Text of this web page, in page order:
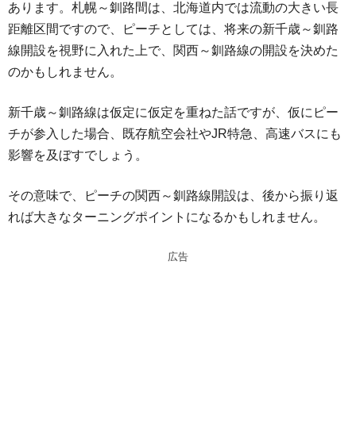
あります。札幌～釧路間は、北海道内では流動の大きい長
距離区間ですので、ピーチとしては、将来の新千歳～釧路
線開設を視野に入れた上で、関西～釧路線の開設を決めた
のかもしれません。
新千歳～釧路線は仮定に仮定を重ねた話ですが、仮にピー
チが参入した場合、既存航空会社やJR特急、高速バスにも
影響を及ぼすでしょう。
その意味で、ピーチの関西～釧路線開設は、後から振り返
れば大きなターニングポイントになるかもしれません。
広告